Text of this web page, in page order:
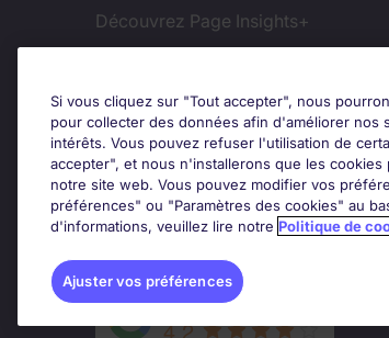
Découvrez Page Insights+
Nos bureaux en France
Nous contacter
Nous rejoindre
Google Rating
4.2
Si vous cliquez sur "Tout accepter", nous
pour collecter des données afin d'améliorer
intérêts. Vous pouvez refuser l'utilisation de
accepter", et nous n'installerons que les
notre site web. Vous pouvez modifier vos
préférences" ou "Paramètres des cookies" au
d'informations, veuillez lire notre Politique de
Ajuster vos préférences